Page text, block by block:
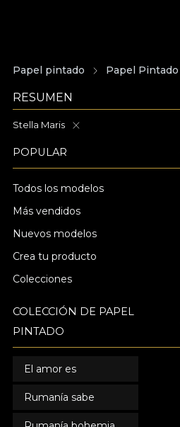
Papel pintado Papel
RESUMEN
Stella Maris
POPULAR
Todos los modelos
Más vendidos
Nuevos modelos
Crea tu producto
Colecciones
COLECCIÓN DE PAPEL
PINTADO
El amor es
Rumanía sabe